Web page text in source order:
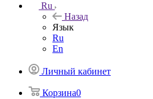
Ru
Назад
Язык
Ru
En
Личный кабинет
Корзина0